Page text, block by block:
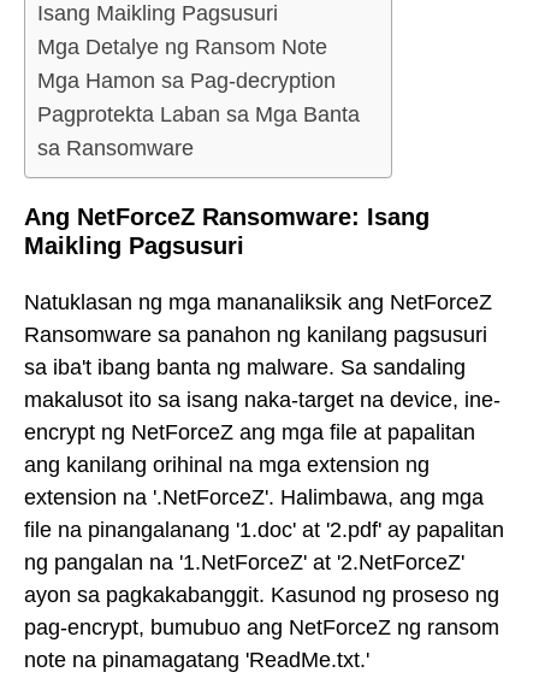
Isang Maikling Pagsusuri
Mga Detalye ng Ransom Note
Mga Hamon sa Pag-decryption
Pagprotekta Laban sa Mga Banta
sa Ransomware
Ang NetForceZ Ransomware: Isang
Maikling Pagsusuri
Natuklasan ng mga mananaliksik ang NetForceZ
Ransomware sa panahon ng kanilang pagsusuri
sa iba't ibang banta ng malware. Sa sandaling
makalusot ito sa isang naka-target na device, ine-
encrypt ng NetForceZ ang mga file at papalitan
ang kanilang orihinal na mga extension ng
extension na '.NetForceZ'. Halimbawa, ang mga
file na pinangalanang '1.doc' at '2.pdf' ay papalitan
ng pangalan na '1.NetForceZ' at '2.NetForceZ'
ayon sa pagkakabanggit. Kasunod ng proseso ng
pag-encrypt, bumubuo ang NetForceZ ng ransom
note na pinamagatang 'ReadMe.txt.'